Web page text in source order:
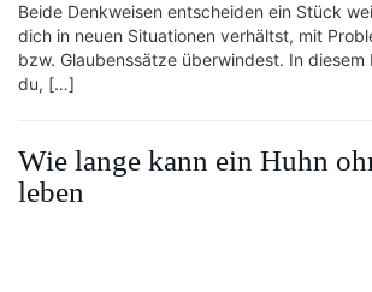
Beide Denkweisen entscheiden ein Stück
dich in neuen Situationen verhältst, mit
bzw. Glaubenssätze überwindest. In
du, […]
Wie lange kann ein Huhn
leben